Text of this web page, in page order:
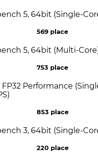
5, 64bit (Single-
569 place
5, 64bit (Multi-
753 place
FP32 Performance
853 place
3, 64bit (Single-
220 place